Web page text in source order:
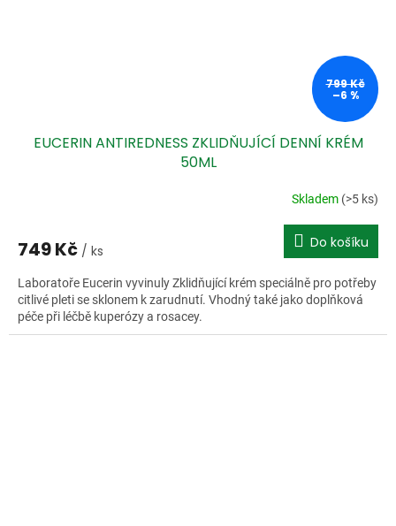
799 Kč
–6 %
EUCERIN ANTIREDNESS ZKLIDŇUJÍCÍ DENNÍ KRÉM
50ML
Skladem (>5 ks)
749 Kč / ks Do košíku
Laboratoře Eucerin vyvinuly Zklidňující krém speciálně pro potřeby
citlivé pleti se sklonem k zarudnutí. Vhodný také jako doplňková
péče při léčbě kuperózy a rosacey.